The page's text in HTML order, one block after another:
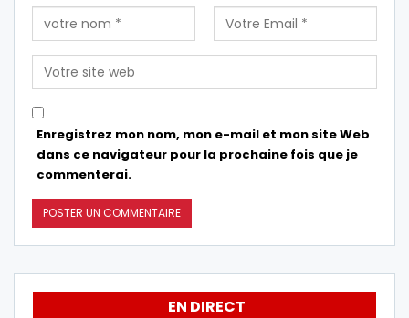
Enregistrez mon nom, mon e-mail et mon site Web
dans ce navigateur pour la prochaine fois que je
commenterai.
EN DIRECT